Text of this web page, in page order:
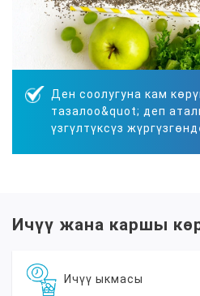
Ден соолугуна кам
тазалоо&quot; деп
үзгүлтүксүз
Ичүү жана каршы
Ичүү ыкмасы